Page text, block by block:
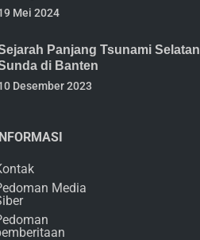
Mei 2024
Panjang Tsunami Selatan
di Banten
Desember 2023
Media